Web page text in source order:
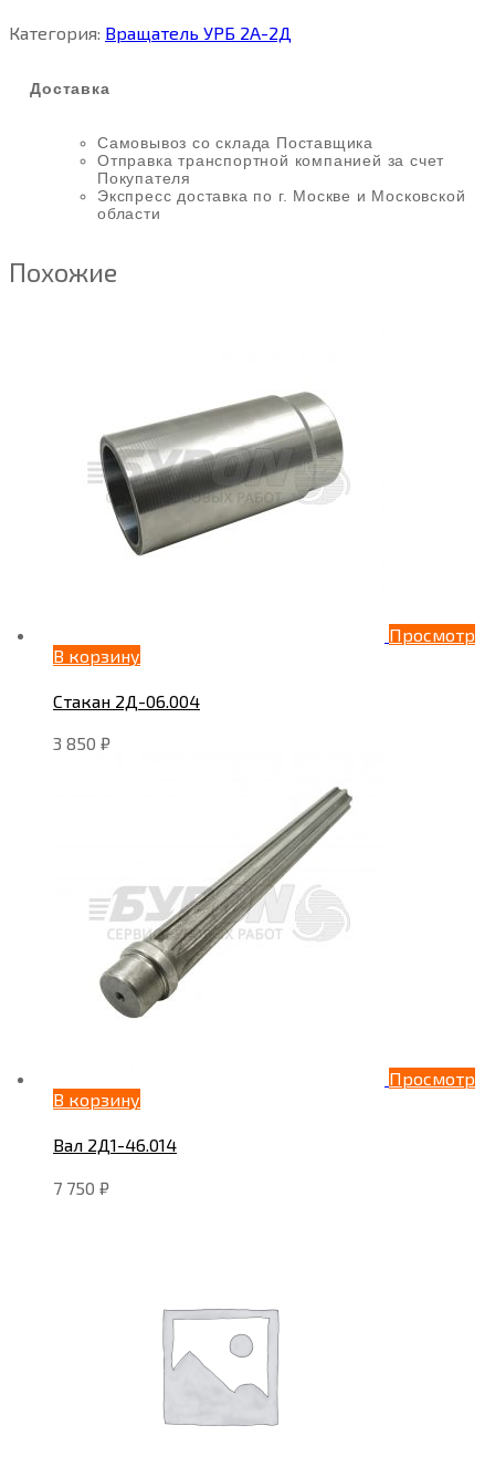
Категория: Вращатель УРБ 2А-2Д
Доставка
Самовывоз со склада Поставщика
Отправка транспортной компанией за счет
Покупателя
Экспресс доставка по г. Москве и Московской
области
Похожие
Просмотр
В корзину
Стакан 2Д-06.004
3 850 ₽
Просмотр
В корзину
Вал 2Д1-46.014
7 750 ₽